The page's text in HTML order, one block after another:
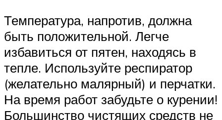
Температура, напротив, должна
быть положительной. Легче
избавиться от пятен, находясь в
тепле. Используйте респиратор
(желательно малярный) и перчатки.
На время работ забудьте о курении!
Большинство чистящих средств не